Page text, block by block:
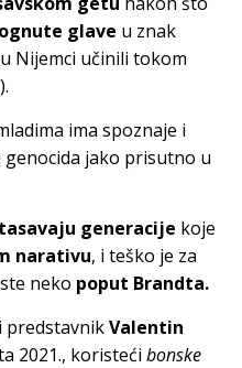
glave u znak
Nijemci učinili tokom
ima spoznaje i
jako prisutno u
generacije koje
narativu, i teško je za
neko poput Brandta.
predstavnikValentin
2021., koristeći bonske